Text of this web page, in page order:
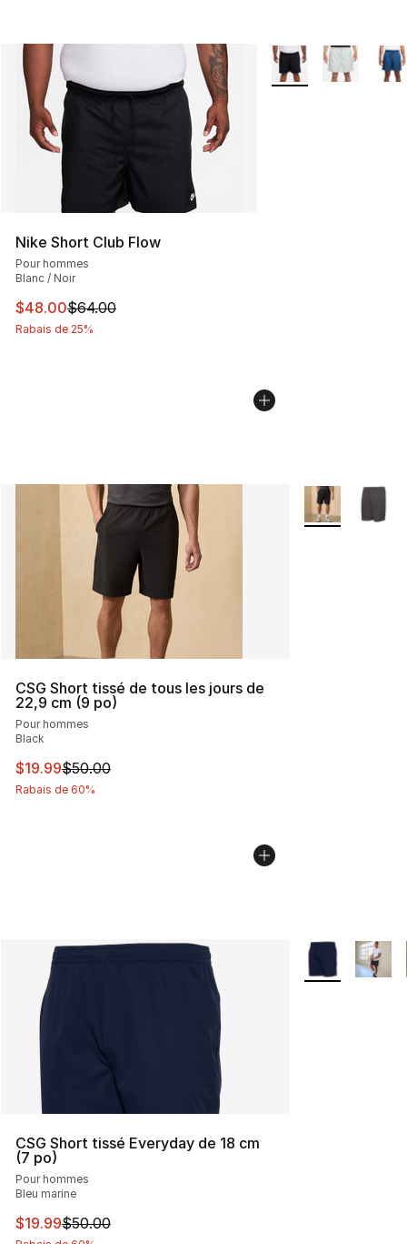
Nike Short Club Flow
Pour hommes
Blanc / Noir
Cet article est en solde. Le prix est passé de $64.00 à
$48.00$64.00
Rabais de 25%
Plus de couleurs
CSG Short tissé de tous les jours de
22,9 cm (9 po)
Pour hommes
Black
Cet article est en solde. Le prix est passé de $50.00 à
$19.99$50.00
Rabais de 60%
Plus de
CSG Short tissé Everyday de 18 cm
(7 po)
Pour hommes
Bleu marine
Cet article est en solde. Le prix est passé de $50.00 à
$19.99$50.00
Plus de